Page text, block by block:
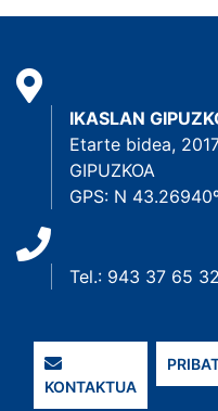
IKASLAN
Etarte bidea,
GIPUZKOA
GPS: N
Tel.: 943 37 65 32
KONTAKTUA